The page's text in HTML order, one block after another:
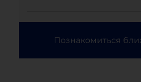
Познакомиться